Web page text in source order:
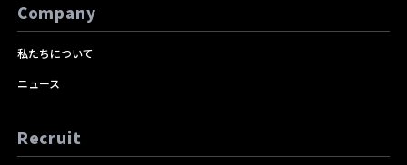
Company
私たちについて
ニュース
Recruit